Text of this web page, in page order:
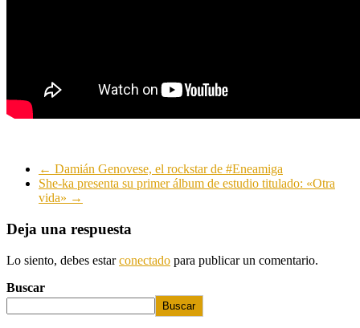
← Damián Genovese, el rockstar de #Eneamiga
She-ka presenta su primer álbum de estudio titulado: «Otra
vida» →
Deja una respuesta
Lo siento, debes estarconectado para publicar un comentario.
Buscar
Buscar